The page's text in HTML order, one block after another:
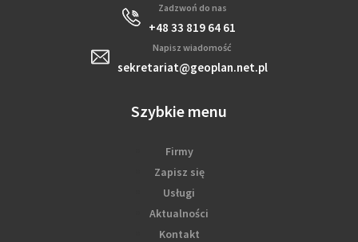
Zadzwoń do nas
+48 33 819 64 61
Napisz wiadomość
sekretariat@geoplan.net.pl
Szybkie menu
Firmy
Zapisz się
Usługi
Aktualności
Kontakt